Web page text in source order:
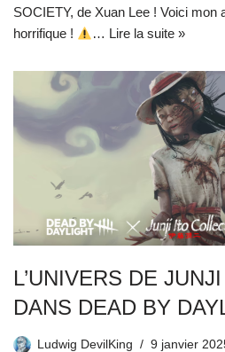
SOCIETY, de Xuan Lee ! Voici mon
horrifique !
… Lire la suite »
L’UNIVERS DE
DANS DEAD BY
Ludwig DevilKing 9 janvier